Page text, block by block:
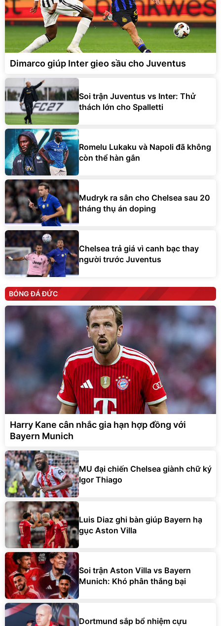
Dimarco giúp Inter gieo sầu cho Juventus
Soi trận Juventus vs Inter: Thử
thách lớn cho Spalletti
Romelu Lukaku và Napoli đã không
còn thể hàn gắn
Mudryk ra sân cho Chelsea sau 20
tháng thụ án doping
Chelsea trả giá vì canh bạc thay
người trước Juventus
BÓNG ĐÁ ĐỨC
Harry Kane cân nhắc gia hạn hợp đồng với
Bayern Munich
MU đại chiến Chelsea giành chữ ký
Igor Thiago
Luis Diaz ghi bàn giúp Bayern hạ
gục Aston Villa
Soi trận Aston Villa vs Bayern
Munich: Khó phân thắng bại
Dortmund sắp bổ nhiệm cựu